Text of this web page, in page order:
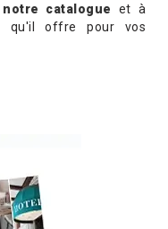
catalogue et à
qu'il offre pour vos